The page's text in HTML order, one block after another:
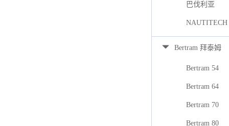
巴伐利亚
NAUTITECH
Bertram 拜泰姆
Bertram 54
Bertram 64
Bertram 70
Bertram 80